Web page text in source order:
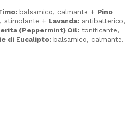
balsamico, calmante + Pino
stimolante + Lavanda: antibatterico,
(Peppermint) Oil: tonificante,
di Eucalipto: balsamico, calmante.